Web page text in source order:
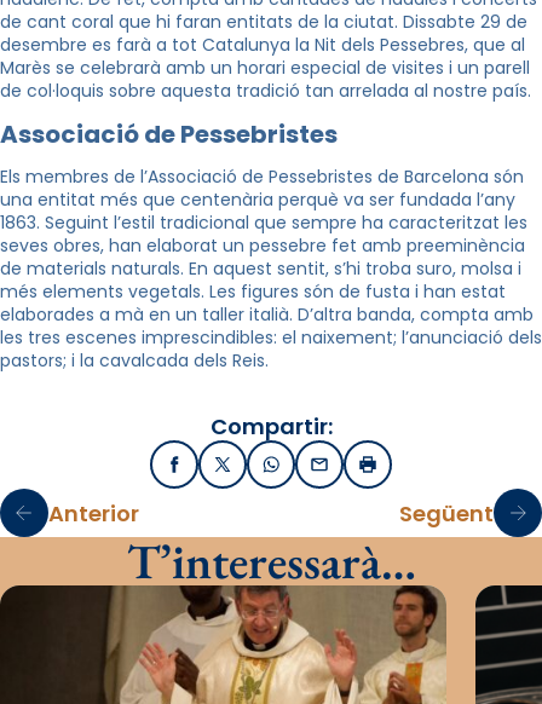
de cant coral que hi faran entitats de la ciutat. Dissabte 29 de
desembre es farà a tot Catalunya la Nit dels Pessebres, que al
Marès se celebrarà amb un horari especial de visites i un parell
de col·loquis sobre aquesta tradició tan arrelada al nostre país.
Associació de Pessebristes
Els membres de l’Associació de Pessebristes de Barcelona són
una entitat més que centenària perquè va ser fundada l’any
1863. Seguint l’estil tradicional que sempre ha caracteritzat les
seves obres, han elaborat un pessebre fet amb preeminència
de materials naturals. En aquest sentit, s’hi troba suro, molsa i
més elements vegetals. Les figures són de fusta i han estat
elaborades a mà en un taller italià. D’altra banda, compta amb
les tres escenes imprescindibles: el naixement; l’anunciació dels
pastors; i la cavalcada dels Reis.
Compartir:
FacebookX / TwitterWhatsApp
EmailImprimir
Anterior Següent
T’interessarà…